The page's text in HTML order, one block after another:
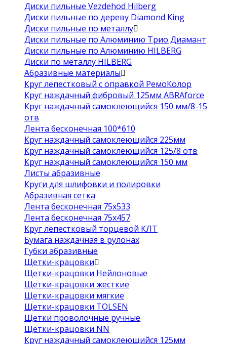
Диски пильные Vezdehod Hilberg
Диски пильные по дереву Diamond King
Диски пильные по металлу
Диски пильные по Алюминию Трио Диамант
Диски пильные по Алюминию HILBERG
Диски по металлу HILBERG
Абразивные материалы
Круг лепестковый с оправкой РемоКолор
Круг наждачный фибровый 125мм ABRAforce
Круг наждачный самоклеющийся 150 мм/8-15
отв
Лента бесконечная 100*610
Круг наждачный самоклеющийся 225мм
Круг наждачный самоклеющийся 125/8 отв
Круг наждачный самоклеющийся 150 мм
Листы абразивные
Круги для шлифовки и полировки
Абразивная сетка
Лента бесконечная 75х533
Лента бесконечная 75х457
Круг лепестковый торцевой КЛТ
Бумага наждачная в рулонах
Губки абразивные
Щетки-крацовки
Щетки-крацовки Нейлоновые
Щетки-крацовки жесткие
Щетки-крацовки мягкие
Щетки-крацовки TOLSEN
Щетки проволочные ручные
Щетки-крацовки NN
Круг наждачный самоклеющийся 125мм